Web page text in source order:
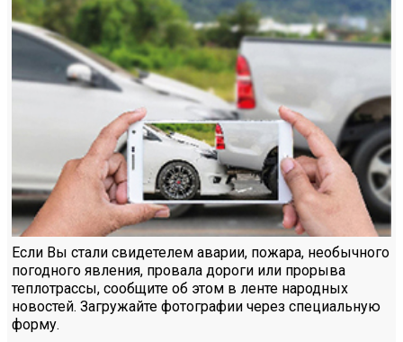
Если Вы стали свидетелем аварии, пожара, необычного
погодного явления, провала дороги или прорыва
теплотрассы, сообщите об этом в ленте народных
новостей. Загружайте фотографии через специальную
форму.